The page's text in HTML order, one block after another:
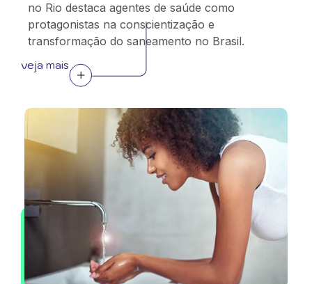
no Rio destaca agentes de saúde como
protagonistas na conscientização e
transformação do saneamento no Brasil.
veja mais